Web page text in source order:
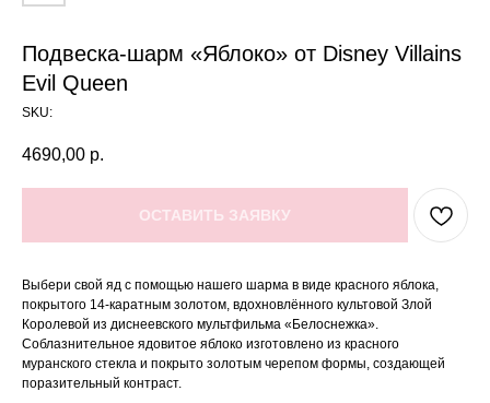
Подвеска-шарм «Яблоко» от Disney Villains
Evil Queen
SKU:
4690,00 р.
ОСТАВИТЬ ЗАЯВКУ
Выбери свой яд с помощью нашего шарма в виде красного яблока,
покрытого 14-каратным золотом, вдохновлённого культовой Злой
Королевой из диснеевского мультфильма «Белоснежка».
Соблазнительное ядовитое яблоко изготовлено из красного
муранского стекла и покрыто золотым черепом формы, создающей
поразительный контраст.